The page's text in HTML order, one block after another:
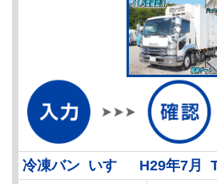
冷凍バン いすゞ H29年7月